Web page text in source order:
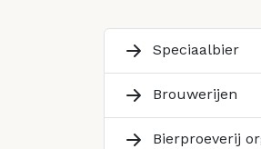
Speciaalbier
Brouwerijen
Bierproeverij